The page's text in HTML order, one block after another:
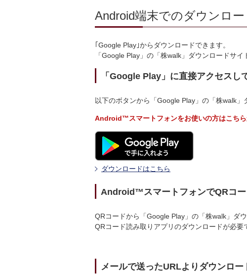
Android端末でのダウンロ
｢Google Play｣からダウンロードできます。
「Google Play」の「株walk」ダウンロードサ
「Google Play」に直接アクセスし
以下のボタンから「Google Play」の「株walk」
Android™スマートフォンをお使いの方はこちら
ダウンロードはこちら
Android™スマートフォンでQRコ
QRコードから「Google Play」の「株walk」ダ
QRコード読み取りアプリのダウンロードが必要
メールで送ったURLよりダウンロー